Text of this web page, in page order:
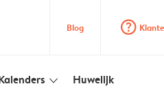
Blog question_mark_circle
slim_arrow_down Huwelijk